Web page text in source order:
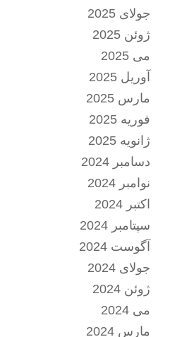
جولای 2025
ژوئن 2025
می 2025
آوریل 2025
مارس 2025
فوریه 2025
ژانویه 2025
دسامبر 2024
نوامبر 2024
اکتبر 2024
سپتامبر 2024
آگوست 2024
جولای 2024
ژوئن 2024
می 2024
مارس 2024